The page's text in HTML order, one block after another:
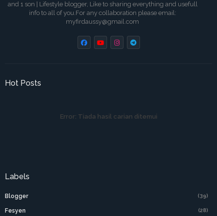
and 1 son | Lifestyle blogger, Like to sharing everything and usefull
info to all of you.For any collaboration please email:
myfirdaussy@gmail.com
Hot Posts
Error: Tiada hasil carian ditemui
Labels
Blogger (39)
Fesyen (28)